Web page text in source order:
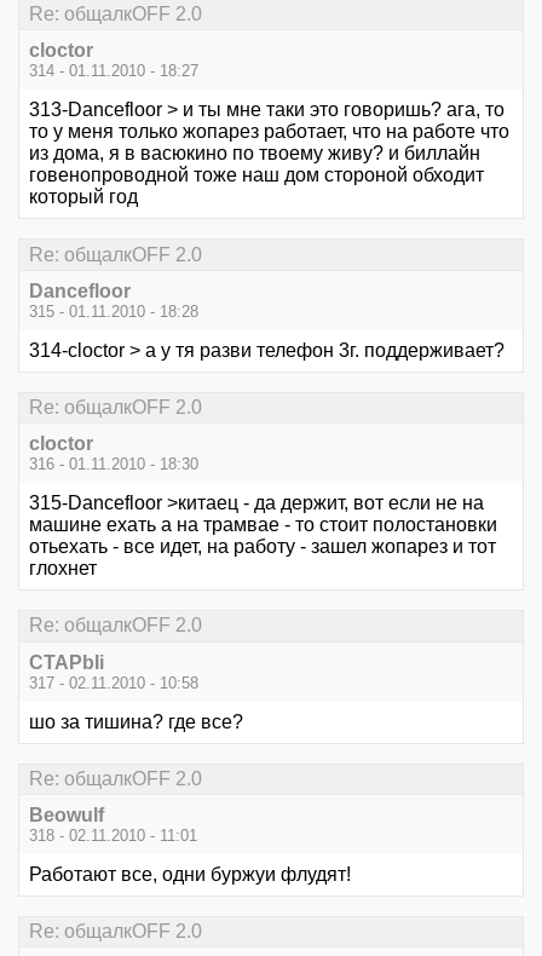
Re: общалкOFF 2.0
cloctor
314 - 01.11.2010 - 18:27
313-Dancefloor > и ты мне таки это говоришь? ага, то
то у меня только жопарез работает, что на работе что
из дома, я в васюкино по твоему живу? и биллайн
говенопроводной тоже наш дом стороной обходит
который год
Re: общалкOFF 2.0
Dancefloor
315 - 01.11.2010 - 18:28
314-cloctor > а у тя разви телефон 3г. поддерживает?
Re: общалкOFF 2.0
cloctor
316 - 01.11.2010 - 18:30
315-Dancefloor >китаец - да держит, вот если не на
машине ехать а на трамвае - то стоит полостановки
отьехать - все идет, на работу - зашел жопарез и тот
глохнет
Re: общалкOFF 2.0
CTAPbIi
317 - 02.11.2010 - 10:58
шо за тишина? где все?
Re: общалкOFF 2.0
Beowulf
318 - 02.11.2010 - 11:01
Работают все, одни буржуи флудят!
Re: общалкOFF 2.0